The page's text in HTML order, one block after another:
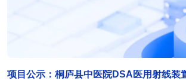
项目公示：桐庐县中医院DSA医用射线装